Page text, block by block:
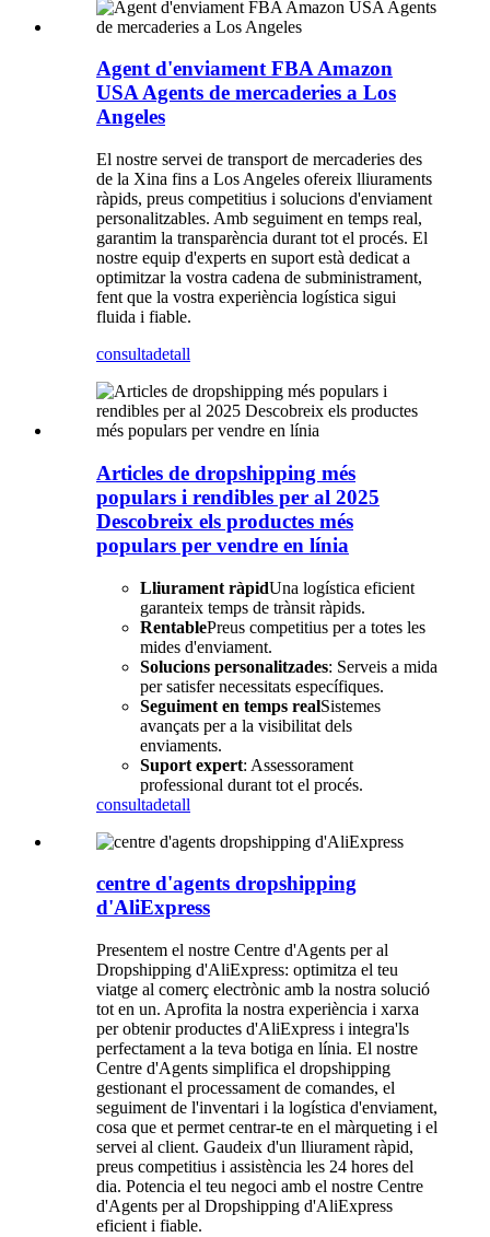
Agent d'enviament FBA Amazon
USA Agents de mercaderies a Los
Angeles
El nostre servei de transport de mercaderies des
de la Xina fins a Los Angeles ofereix lliuraments
ràpids, preus competitius i solucions d'enviament
personalitzables. Amb seguiment en temps real,
garantim la transparència durant tot el procés. El
nostre equip d'experts en suport està dedicat a
optimitzar la vostra cadena de subministrament,
fent que la vostra experiència logística sigui
fluida i fiable.
consultadetall
Articles de dropshipping més
populars i rendibles per al 2025
Descobreix els productes més
populars per vendre en línia
Lliurament ràpidUna logística eficient
garanteix temps de trànsit ràpids.
RentablePreus competitius per a totes les
mides d'enviament.
Solucions personalitzades: Serveis a mida
per satisfer necessitats específiques.
Seguiment en temps realSistemes
avançats per a la visibilitat dels
enviaments.
Suport expert: Assessorament
professional durant tot el procés.
consultadetall
centre d'agents dropshipping
d'AliExpress
Presentem el nostre Centre d'Agents per al
Dropshipping d'AliExpress: optimitza el teu
viatge al comerç electrònic amb la nostra solució
tot en un. Aprofita la nostra experiència i xarxa
per obtenir productes d'AliExpress i integra'ls
perfectament a la teva botiga en línia. El nostre
Centre d'Agents simplifica el dropshipping
gestionant el processament de comandes, el
seguiment de l'inventari i la logística d'enviament,
cosa que et permet centrar-te en el màrqueting i el
servei al client. Gaudeix d'un lliurament ràpid,
preus competitius i assistència les 24 hores del
dia. Potencia el teu negoci amb el nostre Centre
d'Agents per al Dropshipping d'AliExpress
eficient i fiable.